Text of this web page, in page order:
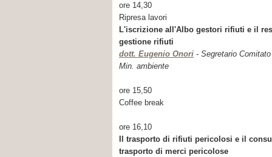
ore 14,30
Ripresa lavori
L'iscrizione all'Albo gestori rifiuti e il
gestione rifiuti
dott. Eugenio Onori - Segretario
Min. ambiente
ore 15,50
Coffee break
ore 16,10
Il trasporto di rifiuti pericolosi e il
trasporto di merci pericolose